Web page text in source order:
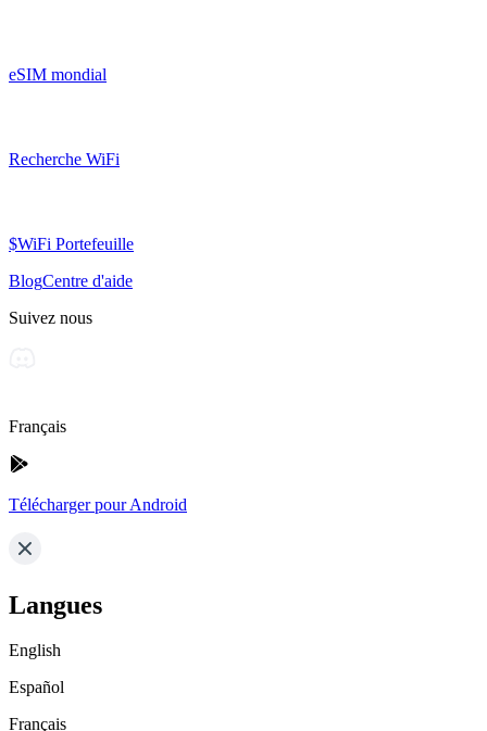
eSIM mondial
Recherche WiFi
$WiFi Portefeuille
BlogCentre d'aide
Suivez nous
Français
Télécharger pour Android
Langues
English
Español
Français